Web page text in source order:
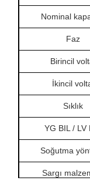
Nominal
Faz
Birincil
İkincil
Sıklık
YG BIL / LV
Soğutma
Sargı